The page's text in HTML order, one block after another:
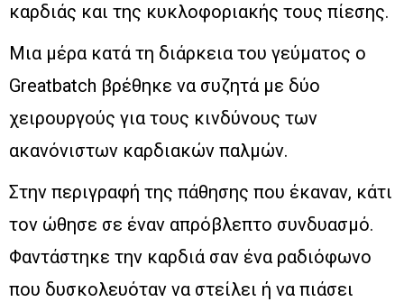
καρδιάς και της κυκλοφοριακής τους πίεσης.
Μια μέρα κατά τη διάρκεια του γεύματος ο
Greatbatch βρέθηκε να συζητά με δύο
χειρουργούς για τους κινδύνους των
ακανόνιστων καρδιακών παλμών.
Στην περιγραφή της πάθησης που έκαναν, κάτι
τον ώθησε σε έναν απρόβλεπτο συνδυασμό.
Φαντάστηκε την καρδιά σαν ένα ραδιόφωνο
που δυσκολευόταν να στείλει ή να πιάσει